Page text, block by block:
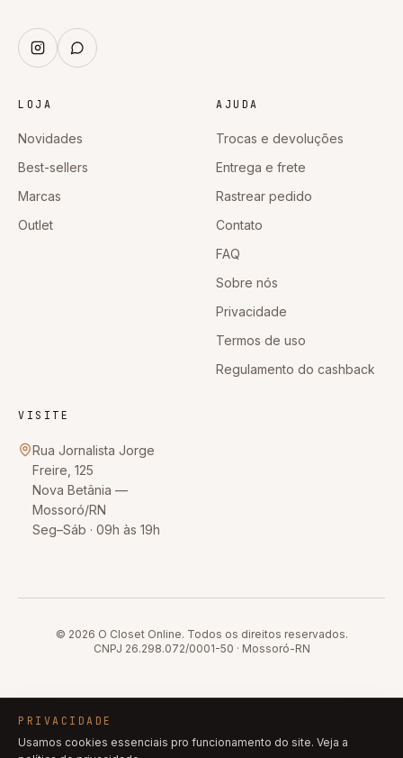
LOJA
Novidades
Best-sellers
Marcas
Outlet
AJUDA
Trocas e devoluções
Entrega e frete
Rastrear pedido
Contato
FAQ
Sobre nós
Privacidade
Termos de uso
Regulamento do cashback
VISITE
Rua Jornalista Jorge
Freire, 125
Nova Betânia —
Mossoró/RN
Seg–Sáb · 09h às 19h
© 2026 O Closet Online. Todos os direitos reservados.
CNPJ 26.298.072/0001-50 · Mossoró-RN
PRIVACIDADE
Usamos cookies essenciais pro funcionamento do site. Veja a